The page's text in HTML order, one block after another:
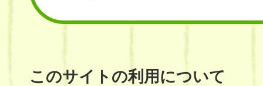
このサイトの利用について